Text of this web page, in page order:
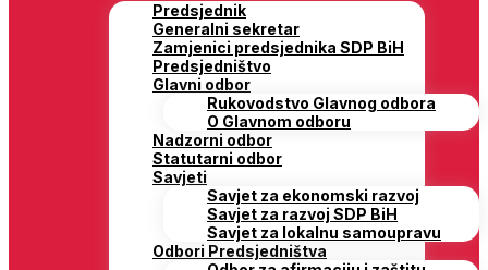
Predsjednik
Generalni sekretar
Zamjenici predsjednika SDP BiH
Predsjedništvo
Glavni odbor
Rukovodstvo Glavnog odbora
O Glavnom odboru
Nadzorni odbor
Statutarni odbor
Savjeti
Savjet za ekonomski razvoj
Savjet za razvoj SDP BiH
Savjet za lokalnu samoupravu
Odbori Predsjedništva